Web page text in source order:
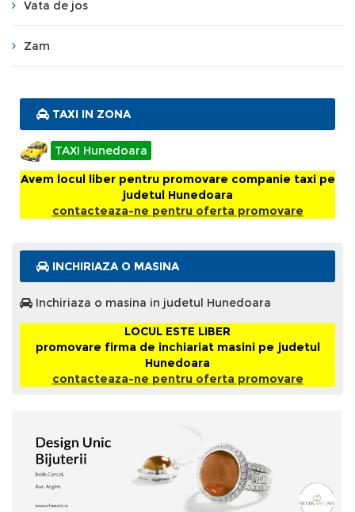
Vata de jos
Zam
TAXI IN ZONA
TAXI Hunedoara
Avem locul liber pentru promovare companie taxi pe
judetul Hunedoara
contacteaza-ne pentru oferta promovare
INCHIRIAZA O MASINA
Inchiriaza o masina in judetul Hunedoara
LOCUL ESTE LIBER
promovare firma de inchiariat masini pe judetul
Hunedoara
contacteaza-ne pentru oferta promovare